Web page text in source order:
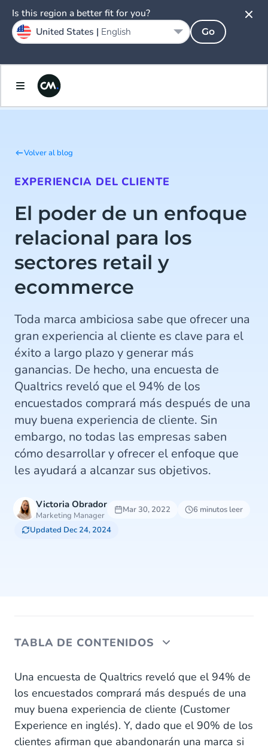
Volver al blog
EXPERIENCIA DEL CLIENTE
El poder de un enfoque
relacional para los
sectores retail y
ecommerce
Toda marca ambiciosa sabe que ofrecer una
gran experiencia al cliente es clave para el
éxito a largo plazo y generar más
ganancias. De hecho, una encuesta de
Qualtrics reveló que el 94% de los
encuestados comprará más después de una
muy buena experiencia de cliente. Sin
embargo, no todas las empresas saben
cómo desarrollar y ofrecer el enfoque que
les ayudará a alcanzar sus objetivos.
Victoria Obrador
Marketing Manager
Mar 30, 2022
6 minutos leer
Updated Dec 24, 2024
TABLA DE CONTENIDOS
¿Qué es un enfoque transaccional comercial?
¿Cómo se comportan los compradores
transaccionales?
¿Qué es un enfoque comercial relacional?
Una encuesta de Qualtrics reveló que el 94% de
los encuestados comprará más después de una
muy buena experiencia de cliente (Customer
Experience en inglés). Y, dado que el 90% de los
clientes afirman que abandonarán una marca si
Is this region a better fit for you?
United States | English Go